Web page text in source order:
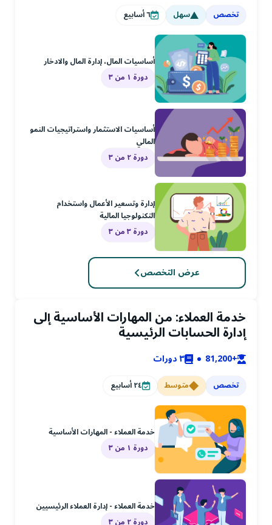
تخصص سهل ٦أسابيع
أساسيات المال، إدارة المال والادخار
دورة ١ من ٣
أساسيات الاستثمار واستراتيجيات النمو
المالي
دورة ٢ من ٣
إدارة وتسعير الأعمال واستخدام
التكنولوجيا المالية
دورة ٣ من ٣
عرض التخصص
خدمة العملاء: من المهارات الأساسية إلى
إدارة الحسابات الرئيسية
+81,200 ٣دورات
تخصص متوسط ٢٤أسابيع
خدمة العملاء - المهارات الأساسية
دورة ١ من ٣
خدمة العملاء - إدارة العملاء الرئيسيين